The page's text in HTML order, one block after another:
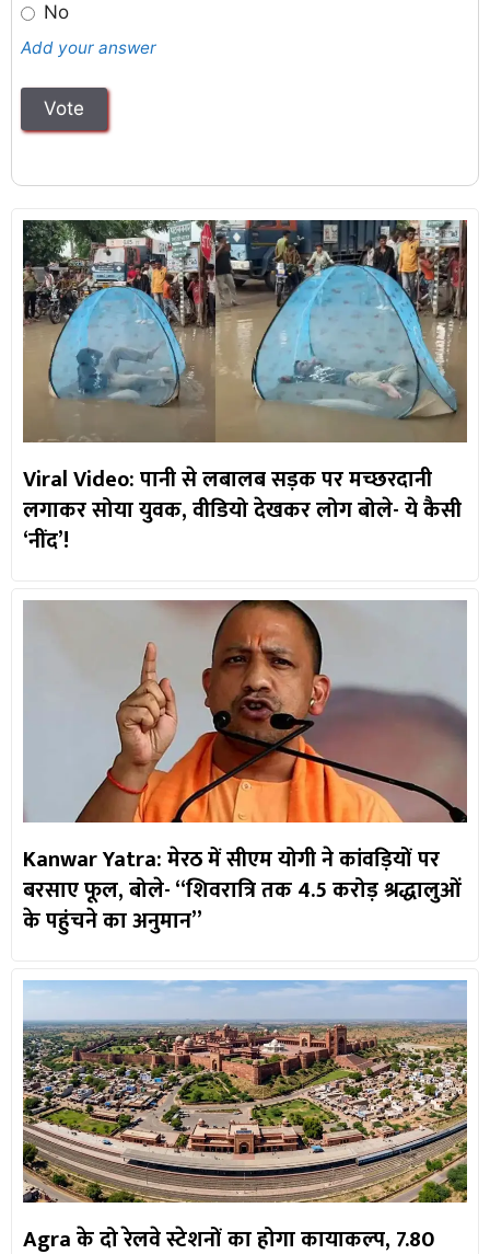
No
Add your answer
Viral Video: पानी से लबालब सड़क पर मच्छरदानी
लगाकर सोया युवक, वीडियो देखकर लोग बोले- ये कैसी
‘नींद’!
Kanwar Yatra: मेरठ में सीएम योगी ने कांवड़ियों पर
बरसाए फूल, बोले- “शिवरात्रि तक 4.5 करोड़ श्रद्धालुओं
के पहुंचने का अनुमान”
Agra के दो रेलवे स्टेशनों का होगा कायाकल्प, 7.80